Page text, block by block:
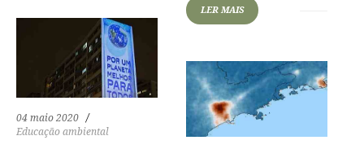
LER MAIS
04 maio 2020
Educação ambiental